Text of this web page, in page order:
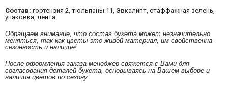
Состав: гортензия 2, тюльпаны 11, Эвкалипт, стаффажная зелень,
упаковка, лента
Обращаем внимание, что состав букета может незначительно
меняться, так как цветы это живой материал, им свойственна
сезонность и наличие!
После оформления заказа менеджер свяжется с Вами для
согласования деталей букета, основываясь на Вашем выборе и
наличия цветов по сезону.